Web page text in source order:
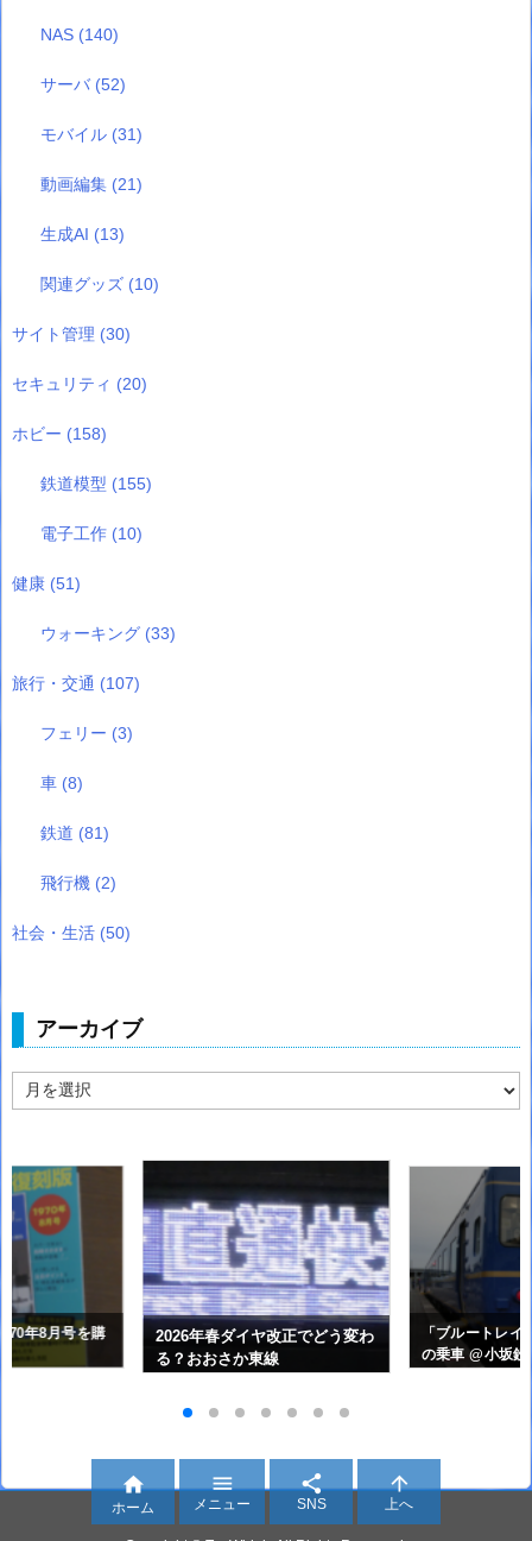
NAS (140)
サーバ (52)
モバイル (31)
動画編集 (21)
生成AI (13)
関連グッズ (10)
サイト管理 (30)
セキュリティ (20)
ホビー (158)
鉄道模型 (155)
電子工作 (10)
健康 (51)
ウォーキング (33)
旅行・交通 (107)
フェリー (3)
車 (8)
鉄道 (81)
飛行機 (2)
社会・生活 (50)
アーカイブ
ー
ブ
年8月号を購
2026年春ダイヤ改正でどう変わ
る？おおさか東線
「ブルートレ
の乗車 @小坂

ホーム

メニュー

SNS

上へ